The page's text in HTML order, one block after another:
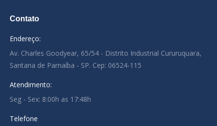
Contato
Endereço:
Av. Charles Goodyear, 65/54 - Distrito Industrial Cururuquara,
Santana de Parnaíba - SP. Cep: 06524-115
Atendimento:
Seg - Sex: 8:00h as 17:48h
Telefone